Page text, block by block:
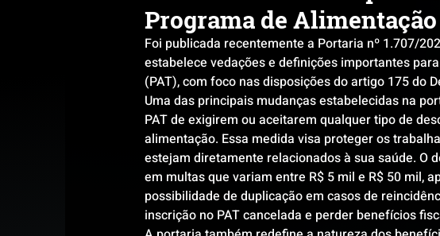
Programa de
Foi publicada recentemente a Portaria nº 1.707/
estabelece vedações e definições importantes
(PAT), com foco nas disposições do artigo 175 do
Uma das principais mudanças estabelecidas na
PAT de exigirem ou aceitarem qualquer tipo de
alimentação. Essa medida visa proteger os
estejam diretamente relacionados à sua saúde. O
em multas que variam entre R$ 5 mil e R$ 50 mil,
possibilidade de duplicação em casos de
inscrição no PAT cancelada e perder benefícios